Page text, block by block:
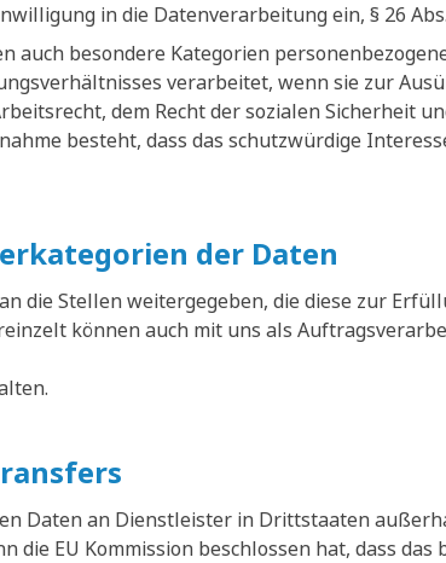
in die Datenverarbeitung ein, § 26 Abs.
auch besondere Kategorien
verarbeitet, wenn sie zur
dem Recht der sozialen Sicherheit
besteht, dass das schutzwürdige
der Daten
die Stellen weitergegeben, die diese zur
können auch mit uns als
Daten an Dienstleister in Drittstaaten
EU Kommission beschlossen hat, dass